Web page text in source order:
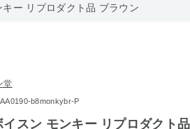
ー リプロダクト品 ブラウン
堂
b8monkybr-P
イスン モンキー リプロダクト